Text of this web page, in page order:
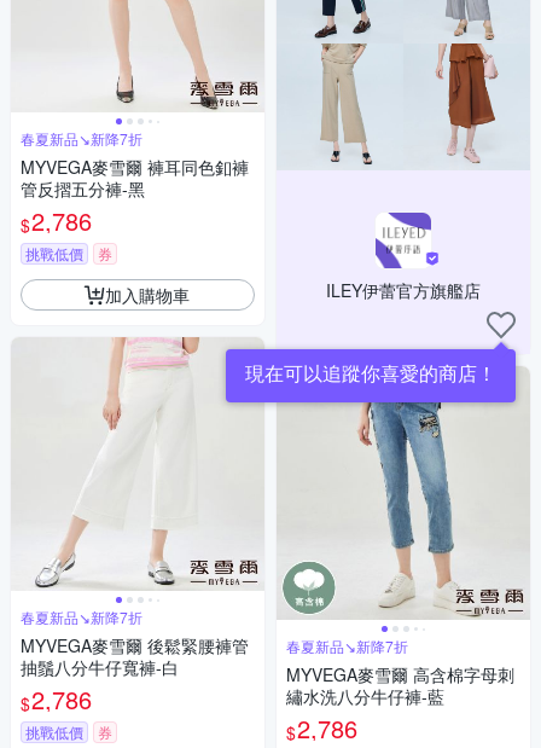
春夏新品↘新降7折
MYVEGA麥雪爾 褲耳同色釦褲
管反摺五分褲-黑
$2,786
挑戰低價 券
加入購物車
春夏新品↘新降7折
MYVEGA麥雪爾 後鬆緊腰褲管
抽鬚八分牛仔寬褲-白
$2,786
挑戰低價 券
ILEY伊蕾官方旗艦店
現在可以追蹤你喜愛的商店！
春夏新品↘新降7折
MYVEGA麥雪爾 高含棉字母刺
繡水洗八分牛仔褲-藍
$2,786